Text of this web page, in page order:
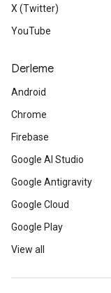
X (Twitter)
YouTube
Derleme
Android
Chrome
Firebase
Google AI Studio
Google Antigravity
Google Cloud
Google Play
View all